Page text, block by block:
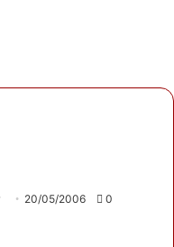
20/05/2006 0